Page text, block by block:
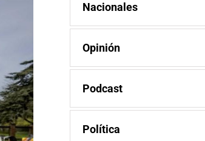
Nacionales
Opinión
Podcast
Política